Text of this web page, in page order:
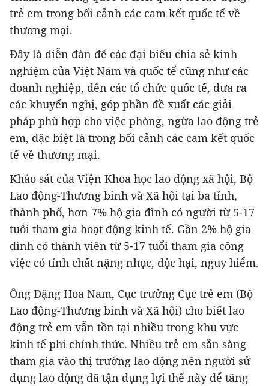
trẻ em trong bối cảnh các cam kết quốc tế về
thương mại.
Đây là diễn đàn để các đại biểu chia sẻ kinh
nghiệm của Việt Nam và quốc tế cũng như các
doanh nghiệp, đến các tổ chức quốc tế, đưa ra
các khuyến nghị, góp phần đề xuất các giải
pháp phù hợp cho việc phòng, ngừa lao động trẻ
em, đặc biệt là trong bối cảnh các cam kết quốc
tế về thương mại.
Khảo sát của Viện Khoa học lao động xã hội, Bộ
Lao động-Thương binh và Xã hội tại ba tỉnh,
thành phố, hơn 7% hộ gia đình có người từ 5-17
tuổi tham gia hoạt động kinh tế. Gần 2% hộ gia
đình có thành viên từ 5-17 tuổi tham gia công
việc có tính chất nặng nhọc, độc hại, nguy hiểm.
Ông Đặng Hoa Nam, Cục trưởng Cục trẻ em (Bộ
Lao động-Thương binh và Xã hội) cho biết lao
động trẻ em vẫn tồn tại nhiều trong khu vực
kinh tế phi chính thức. Nhiều trẻ em sẵn sàng
tham gia vào thị trường lao động nên người sử
dụng lao động đã tận dụng lợi thế này để tăng